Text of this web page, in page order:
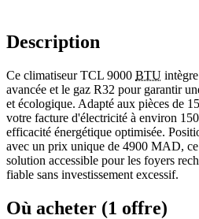
Description
Ce climatiseur TCL 9000 BTU
avancée et le gaz R32 pour garantir
et écologique. Adapté aux pièces de
votre facture d'électricité à environ
efficacité énergétique optimisée.
avec un prix unique de 4900 MAD,
solution accessible pour les foyers
fiable sans investissement excessif.
Où acheter (1 offre)